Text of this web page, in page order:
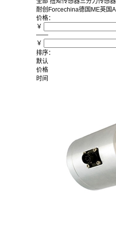
耐创Forcechina德国ME英国
价格：
￥
——
￥
排序：
默认
价格
时间